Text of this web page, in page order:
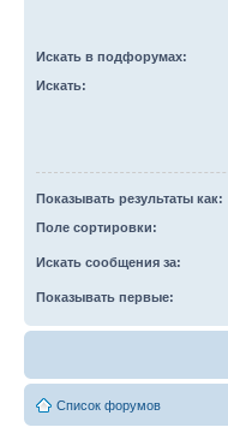
Искать в подфорумах:
Искать:
Показывать результаты как:
Поле сортировки:
Искать сообщения за:
Показывать первые:
Список форумов